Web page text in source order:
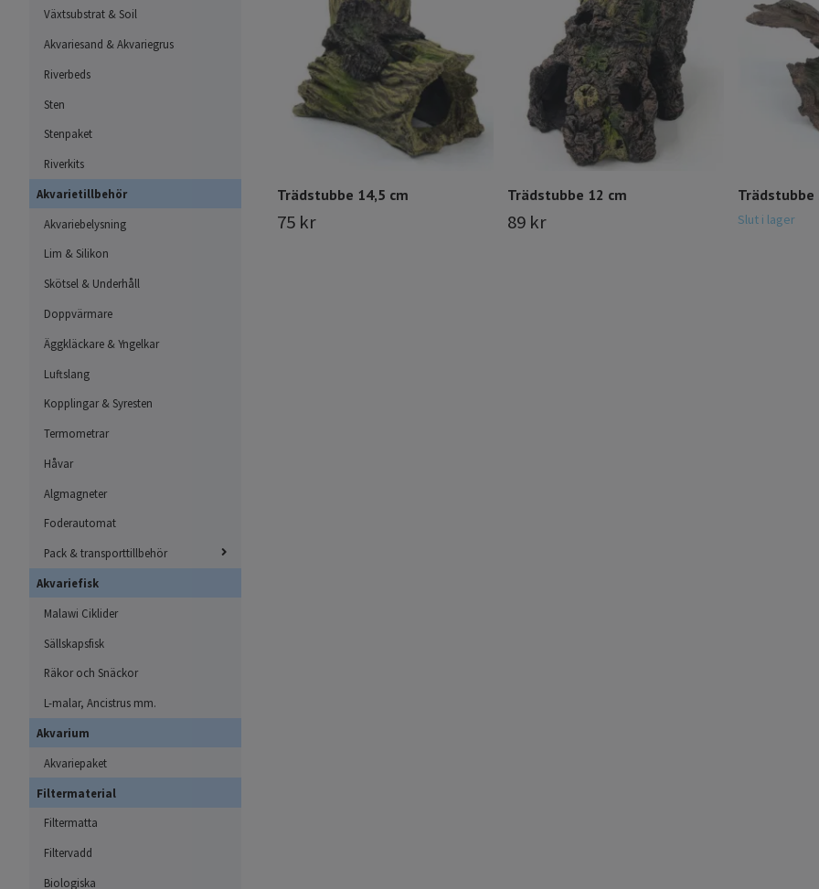
Växtsubstrat & Soil
Akvariesand & Akvariegrus
Riverbeds
Sten
Stenpaket
Riverkits
Akvarietillbehör
Akvariebelysning
Lim & Silikon
Skötsel & Underhåll
Doppvärmare
Äggkläckare & Yngelkar
Luftslang
Kopplingar & Syresten
Termometrar
Håvar
Algmagneter
Foderautomat
Pack & transporttillbehör
Akvariefisk
Malawi Ciklider
Sällskapsfisk
Räkor och Snäckor
L-malar, Ancistrus mm.
Akvarium
Akvariepaket
Filtermaterial
Filtermatta
Filtervadd
Biologiska
Trädstubbe 14,5 cm
75 kr
Trädstubbe 12 cm
89 kr
Trädstubbe
Slut i lager